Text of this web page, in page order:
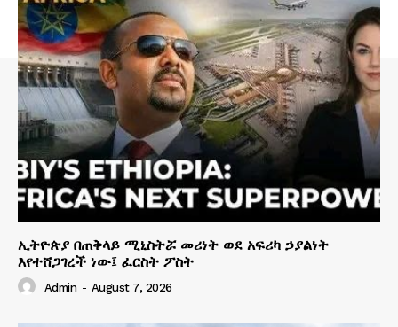
ኢትዮጵያ በጠቅላይ ሚኒስትሯ መሪነት ወደ አፍሪካ ኃያልነት
እየተሸጋገረች ነው፤ ፈርስት ፖስት
Admin - August 7, 2026